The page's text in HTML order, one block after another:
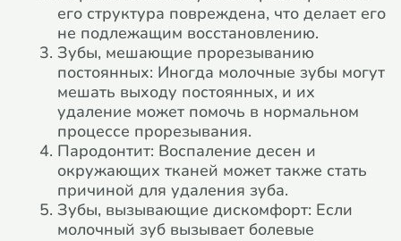
его структура повреждена, что делает его
не подлежащим восстановлению.
Зубы, мешающие прорезыванию
постоянных: Иногда молочные зубы могут
мешать выходу постоянных, и их
удаление может помочь в нормальном
процессе прорезывания.
Пародонтит: Воспаление десен и
окружающих тканей может также стать
причиной для удаления зуба.
Зубы, вызывающие дискомфорт: Если
молочный зуб вызывает болевые